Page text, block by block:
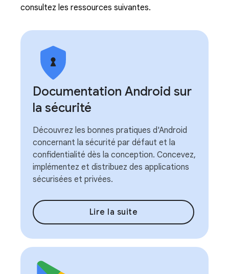
consultez les ressources suivantes.
Documentation Android sur
la sécurité
Découvrez les bonnes pratiques d'Android
concernant la sécurité par défaut et la
confidentialité dès la conception. Concevez,
implémentez et distribuez des applications
sécurisées et privées.
Lire la suite